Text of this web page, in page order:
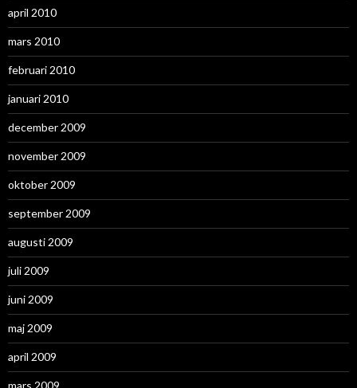
april 2010
mars 2010
februari 2010
januari 2010
december 2009
november 2009
oktober 2009
september 2009
augusti 2009
juli 2009
juni 2009
maj 2009
april 2009